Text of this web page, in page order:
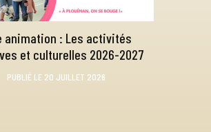
animation : Les activités
et culturelles 2026-2027
PUBLIÉ LE 20 JUILLET 2026